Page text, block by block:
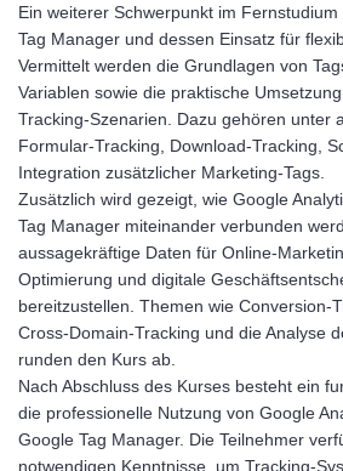
Ein weiterer Schwerpunkt im
Tag Manager und dessen Einsatz für
Vermittelt werden die Grundlagen von
Variablen sowie die praktische
Tracking-Szenarien. Dazu gehören unter
Formular-Tracking, Download-Tracking,
Integration zusätzlicher Marketing-Tags.
Zusätzlich wird gezeigt, wie Google
Tag Manager miteinander verbunden
aussagekräftige Daten für Online-
Optimierung und digitale
bereitzustellen. Themen wie Conversion-
Cross-Domain-Tracking und die Analyse
runden den Kurs ab.
Nach Abschluss des Kurses besteht ein
die professionelle Nutzung von Google
Google Tag Manager. Die Teilnehmer
notwendigen Kenntnisse, um Tracking-